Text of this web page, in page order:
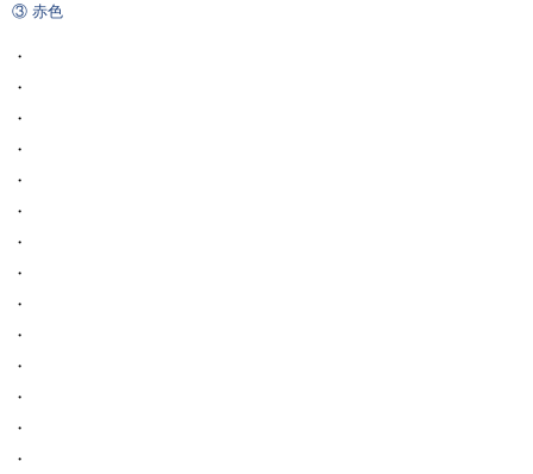
③ 赤色
・
・
・
・
・
・
・
・
・
・
・
・
・
・